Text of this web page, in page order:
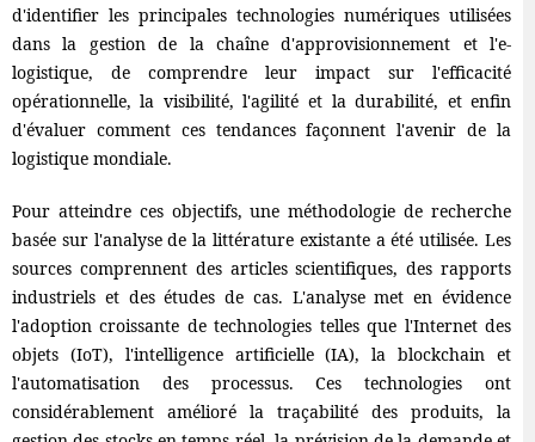
d'identifier les principales technologies numériques utilisées
dans la gestion de la chaîne d'approvisionnement et l'e-
logistique, de comprendre leur impact sur l'efficacité
opérationnelle, la visibilité, l'agilité et la durabilité, et enfin
d'évaluer comment ces tendances façonnent l'avenir de la
logistique mondiale.
Pour atteindre ces objectifs, une méthodologie de recherche
basée sur l'analyse de la littérature existante a été utilisée. Les
sources comprennent des articles scientifiques, des rapports
industriels et des études de cas. L'analyse met en évidence
l'adoption croissante de technologies telles que l'Internet des
objets (IoT), l'intelligence artificielle (IA), la blockchain et
l'automatisation des processus. Ces technologies ont
considérablement amélioré la traçabilité des produits, la